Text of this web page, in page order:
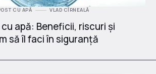
CU APĂ VLAD CÎRNEALĂ
apă: Beneficii, riscuri și
să îl faci în siguranță